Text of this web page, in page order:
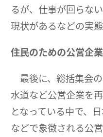
るが、仕事が回らな
現状があるなどの実
住民のための公営企
最後に、総括集会
水道など公営企業を
となっている中で、
などで象徴される公